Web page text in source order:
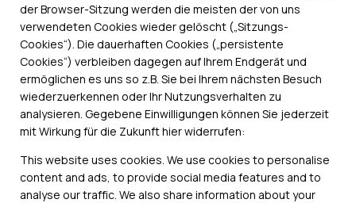
der Browser-Sitzung werden die meisten der von uns
verwendeten Cookies wieder gelöscht („Sitzungs-
Cookies“). Die dauerhaften Cookies („persistente
Cookies“) verbleiben dagegen auf Ihrem Endgerät und
ermöglichen es uns so z.B. Sie bei Ihrem nächsten Besuch
wiederzuerkennen oder Ihr Nutzungsverhalten zu
analysieren. Gegebene Einwilligungen können Sie jederzeit
mit Wirkung für die Zukunft hier widerrufen:
This website uses cookies. We use cookies to personalise
content and ads, to provide social media features and to
analyse our traffic. We also share information about your